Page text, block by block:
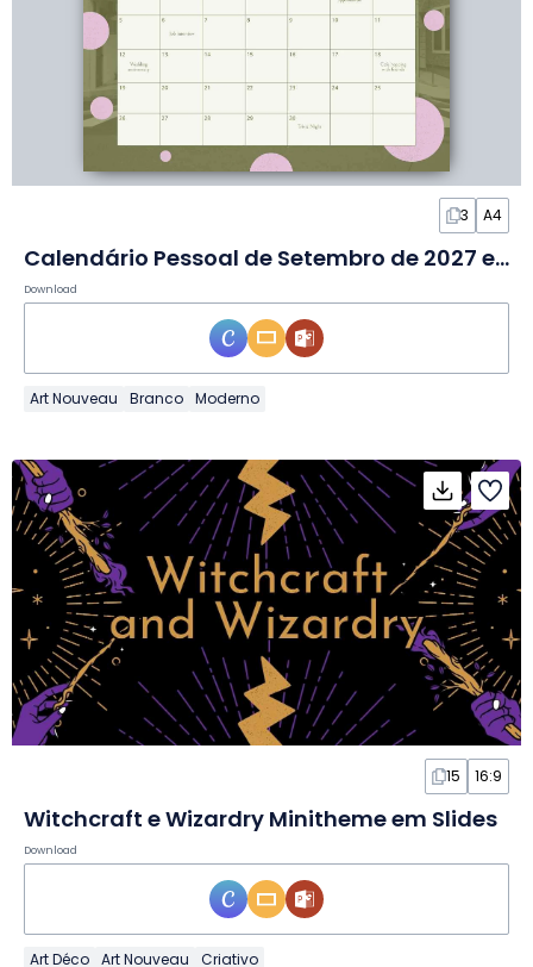
3 A4
Calendário Pessoal de Setembro de 2027 em Slides
Download
Art Nouveau Branco Moderno
15 16:9
Witchcraft e Wizardry Minitheme em Slides
Download
Art Déco Art Nouveau Criativo